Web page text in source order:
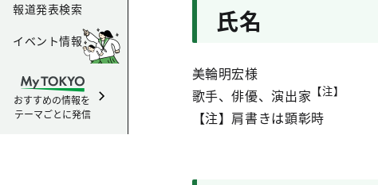
報道発表検索
イベント情報
おすすめの情報を
テーマごとに発信
氏名
美輪明宏様
歌手、俳優、演出家 【注】
【注】肩書きは顕彰時